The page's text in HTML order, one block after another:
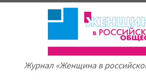
Журнал «Женщина в